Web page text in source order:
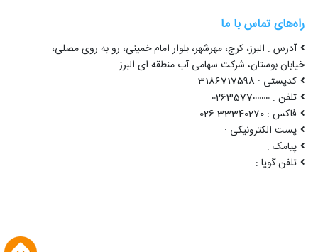
راه‌های تماس با ما
آدرس : البرز، کرج، مهرشهر، بلوار امام خمینی، رو به روی مصلی،
خیابان بوستان، شرکت سهامی آب منطقه ای البرز
کدپستی : 3186717598
تلفن : 02635770000
فاکس : 33340270-026
پست الکترونیکی :
پیامک :
تلفن گویا :